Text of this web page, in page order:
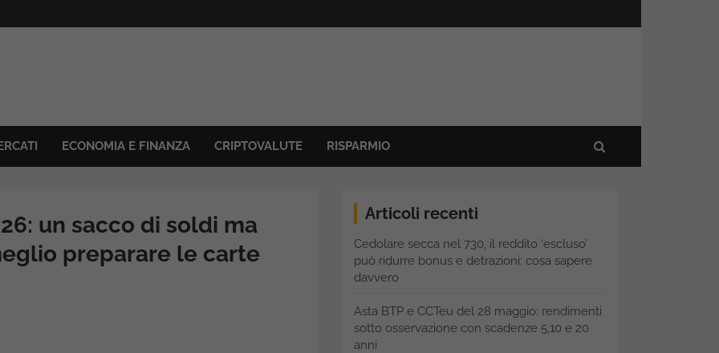
ECONOMIA E FINANZA CRIPTOVALUTE RISPARMIO
un sacco di soldi ma
preparare le carte
Articoli recenti
Cedolare secca nel 730, il reddito ‘escluso’
può ridurre bonus e detrazioni: cosa sapere
davvero
Asta BTP e CCTeu del 28 maggio: rendimenti
sotto osservazione con scadenze 5,10 e 20
anni